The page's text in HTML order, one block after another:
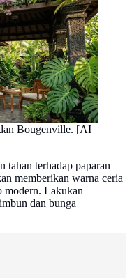
Bougenville. [AI
tahan terhadap paparan
memberikan warna ceria
modern. Lakukan
dan bunga